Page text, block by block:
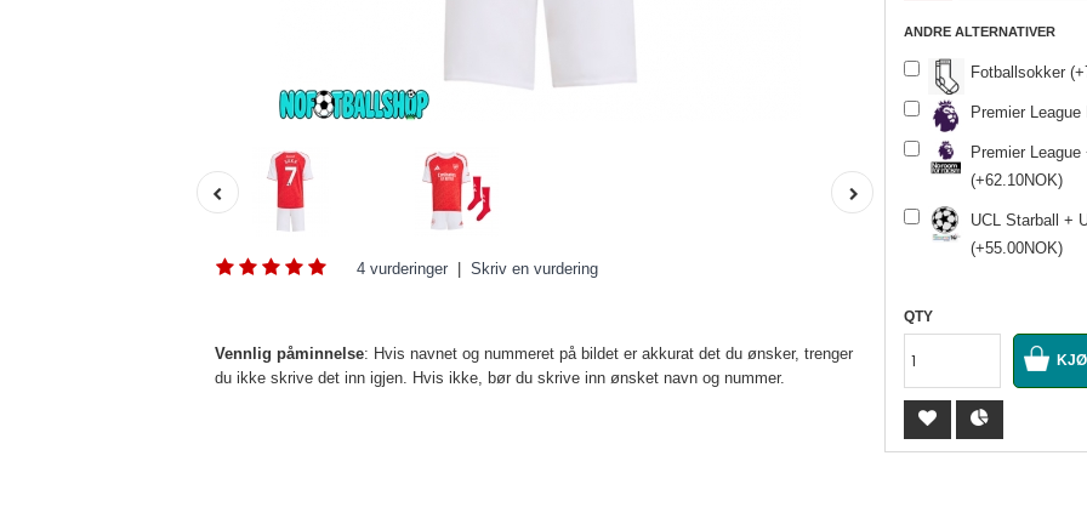
4 vurderinger Skriv en vurdering
Vennlig påminnelse: Hvis navnet og nummeret på bildet er akkurat det du ønsker, trenger
du ikke skrive det inn igjen. Hvis ikke, bør du skrive inn ønsket navn og nummer.
ANDRE ALTERNATIVER
Fotballsokker
Premier
Premier
(+62.10NOK)
UCL Starball +
(+55.00NOK)
QTY